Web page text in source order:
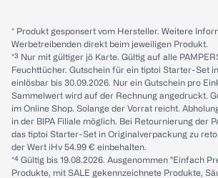
* Produkt gesponsert vom Hersteller. Weitere
Werbetreibenden direkt beim jeweiligen Produkt.
*³ Nur mit gültiger jö Karte. Gültig auf alle
Feuchttücher. Gutschein für ein tiptoi Starter-Set
einlösbar bis 30.09.2026. Nur ein Gutschein pro
Sammelwert wird auf der Rechnung angedruckt.
im Online Shop. Solange der Vorrat reicht.
in der BIPA Filiale möglich. Bei Retournierung der
das tiptoi Starter-Set in Originalverpackung zu
der Wert iHv 54.99 € einbehalten.
*⁴ Gültig bis 19.08.2026. Ausgenommen "Einfach
Produkte, mit SALE gekennzeichnete Produkte,